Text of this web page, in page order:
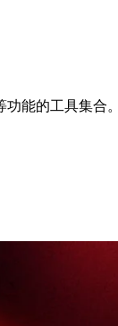
能的工具集合。